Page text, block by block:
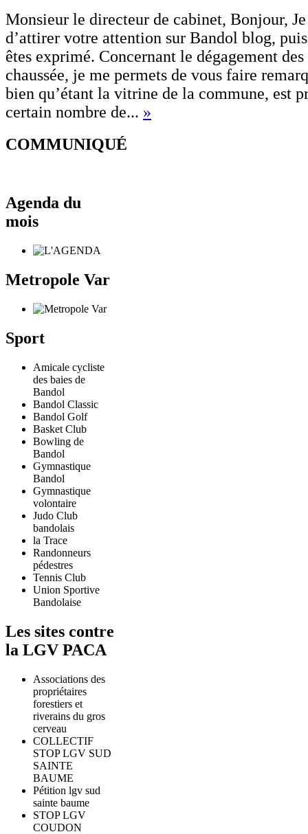
Monsieur le directeur de cabinet, Bonjour,
d’attirer votre attention sur Bandol blog,
êtes exprimé. Concernant le dégagement
chaussée, je me permets de vous faire
bien qu’étant la vitrine de la commune, est
certain nombre de... »
COMMUNIQUÉ
Agenda du
mois
Metropole Var
Sport
Amicale cycliste
des baies de
Bandol
Bandol Classic
Bandol Golf
Basket Club
Bowling de
Bandol
Gymnastique
Bandol
Gymnastique
volontaire
Judo Club
bandolais
la Trace
Randonneurs
pédestres
Tennis Club
Union Sportive
Bandolaise
Les sites contre
la LGV PACA
Associations des
propriétaires
forestiers et
riverains du gros
cerveau
COLLECTIF
STOP LGV SUD
SAINTE
BAUME
Pétition lgv sud
sainte baume
STOP LGV
COUDON